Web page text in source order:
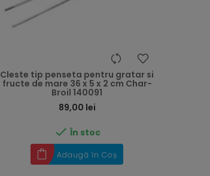
Cleste tip penseta pentru gratar si
fructe de mare 36 x 5 x 2 cm Char-
Broil 140091
89,00 lei
 În stoc
Adaugă în Coș